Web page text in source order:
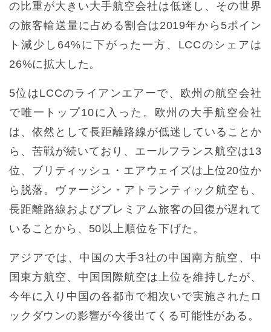
の比重が大きい大手航空会社は低迷し、その世界
の旅客輸送量に占める割合は2019年から5ポイン
ト減少し64%に下がった一方、LCCのシェアは
26%に拡大した。
5位はLCCのライアンエアーで、欧州の航空会社
で唯一トップ10に入った。欧州の大手航空会社
は、依然として長距離路線が低迷していることか
ら、苦戦が続いており、エールフランス航空は13
位、ブリティッシュ・エアウェイズは上位20位か
ら脱落。ヴァージン・アトランティック航空も、
長距離路線およびプレミアム旅客の回復が遅れて
いることから、50以上順位を下げた。
アジアでは、中国の大手3社の中国南方航空、中
国東方航空、中国国際航空は上位を維持したが、
今年に入り中国の各都市で相次いで実施されたロ
ックダウンの影響が今後出てくる可能性がある。